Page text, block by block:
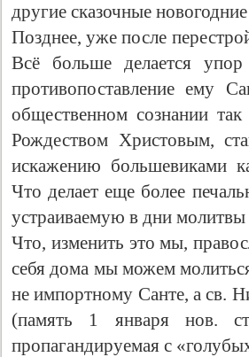
другие сказочные
Позднее, уже после
Всё больше делается
противопоставление ему
общественном сознании
Рождеством Христовым,
искажению большевиками
Что делает еще более
устраиваемую в дни
Что, изменить это мы,
себя дома мы можем
не импортному Санте, а св.
(память 1 января нов.
пропагандируемая с